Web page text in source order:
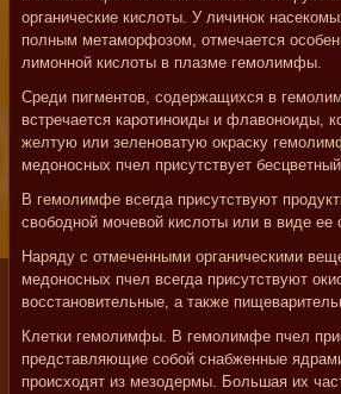
органические кислоты. У личинок
полным метаморфозом, отмечается
лимонной кислоты в плазме гемолимфы.
Среди пигментов, содержащихся в
встречается каротиноиды и флавоноиды,
желтую или зеленоватую окраску
медоносных пчел присутствует
В гемолимфе всегда присутствуют
свободной мочевой кислоты или в виде ее
Наряду с отмеченными органическими
медоносных пчел всегда присутствуют
восстановительные, а также
Клетки гемолимфы. В гемолимфе пчел
представляющие собой снабженные
происходят из мезодермы. Большая их